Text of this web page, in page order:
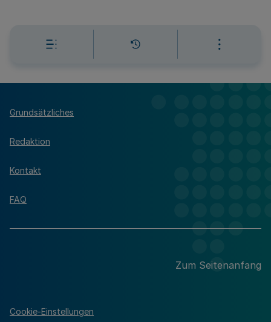
Grundsätzliches
Redaktion
Kontakt
FAQ
Zum Seitenanfang
Cookie-Einstellungen